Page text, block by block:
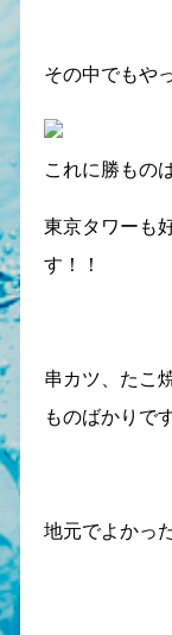
その中でもや
これに勝もの
東京タワーも
す！！
串カツ、たこ
ものばかりで
地元でよかった